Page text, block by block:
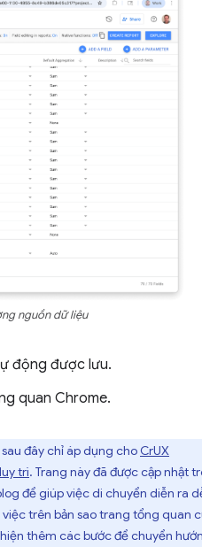
nguồn dữ liệu
động được lưu.
quan Chrome.
đây chỉ áp dụng cho CrUX
trì. Trang này đã được cập nhật
để giúp việc di chuyển diễn ra
trên bản sao trang tổng quan
thêm các bước để chuyển